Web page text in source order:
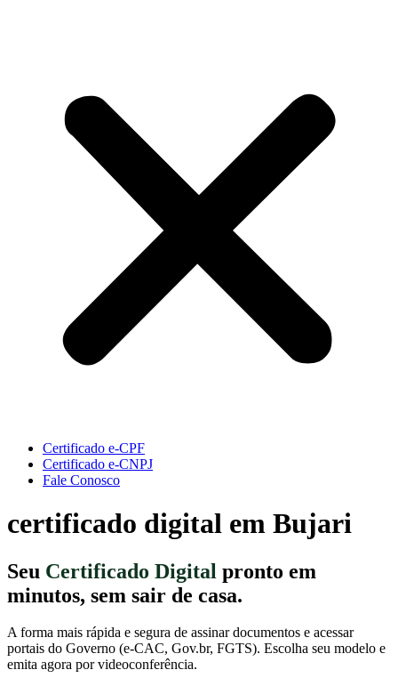
Certificado e-CPF
Certificado e-CNPJ
Fale Conosco
certificado digital em Bujari
Seu Certificado Digital pronto em
minutos, sem sair de casa.
A forma mais rápida e segura de assinar documentos e acessar
portais do Governo (e-CAC, Gov.br, FGTS). Escolha seu modelo e
emita agora por videoconferência.